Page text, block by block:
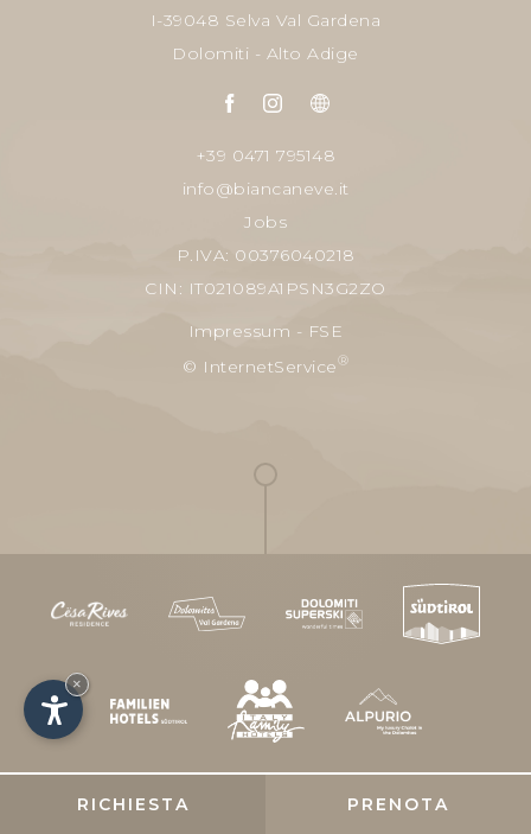
RICHIESTA PRENOTA
I-39048 Selva Val Gardena
Dolomiti - Alto Adige
+39 0471 795148
info@biancaneve.it
Jobs
P.IVA: 00376040218
CIN: IT021089A1PSN3G2ZO
Impressum - FSE
© InternetService®
×